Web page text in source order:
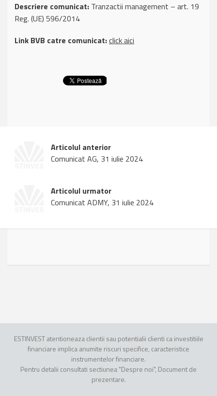
Descriere comunicat: Tranzactii management – art. 19
Reg. (UE) 596/2014
Link BVB catre comunicat:click aici
Articolul anterior
Comunicat AG, 31 iulie 2024
Articolul urmator
Comunicat ADMY, 31 iulie 2024
ESTINVEST atentioneaza clientii sau potentialii clienti ca investitiile
financiare implica anumite riscuri specifice, caracteristice
instrumentelor financiare.
Pentru detalii consultati sectiunea "Despre noi", Document de
prezentare.